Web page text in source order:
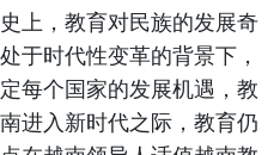
上，教育对民族的发展奇
于时代性变革的背景下，
每个国家的发展机遇，教
进入新时代之际，教育仍